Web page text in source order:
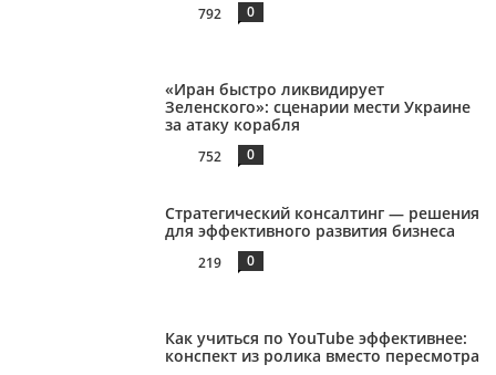
792 0
«Иран быстро ликвидирует
Зеленского»: сценарии мести Украине
за атаку корабля
752 0
Стратегический консалтинг — решения
для эффективного развития бизнеса
219 0
Как учиться по YouTube эффективнее:
конспект из ролика вместо пересмотра